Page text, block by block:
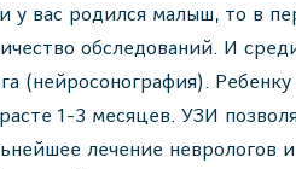
у вас родился малыш, то в
обследований. И
(нейросонография).
1-3 месяцев. УЗИ
лечение неврологов